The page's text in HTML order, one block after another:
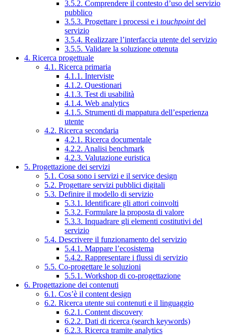
3.5.2. Comprendere il contesto d’uso del servizio
pubblico
3.5.3. Progettare i processi e i touchpointdel
servizio
3.5.4. Realizzare l’interfaccia utente del servizio
3.5.5. Validare la soluzione ottenuta
4. Ricerca progettuale
4.1. Ricerca primaria
4.1.1. Interviste
4.1.2. Questionari
4.1.3. Test di usabilità
4.1.4. Web analytics
4.1.5. Strumenti di mappatura dell’esperienza
utente
4.2. Ricerca secondaria
4.2.1. Ricerca documentale
4.2.2. Analisi benchmark
4.2.3. Valutazione euristica
5. Progettazione dei servizi
5.1. Cosa sono i servizi e il service design
5.2. Progettare servizi pubblici digitali
5.3. Definire il modello di servizio
5.3.1. Identificare gli attori coinvolti
5.3.2. Formulare la proposta di valore
5.3.3. Inquadrare gli elementi costitutivi del
servizio
5.4. Descrivere il funzionamento del servizio
5.4.1. Mappare l’ecosistema
5.4.2. Rappresentare i flussi di servizio
5.5. Co-progettare le soluzioni
5.5.1. Workshop di co-progettazione
6. Progettazione dei contenuti
6.1. Cos’è il content design
6.2. Ricerca utente sui contenuti e il linguaggio
6.2.1. Content discovery
6.2.2. Dati di ricerca (search keywords)
6.2.3. Ricerca tramite analytics